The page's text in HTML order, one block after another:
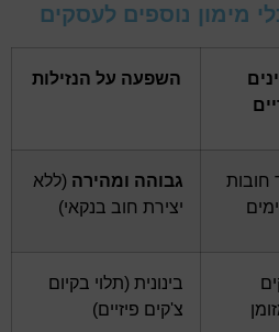
מימון נוספים לעסקים
השפעה על הנזילות
חובות
גבוהה ומהירה (ללא
יצירת חוב בנקאי)
בינונית (תלוי בקיום
צ'קים פיזיים)